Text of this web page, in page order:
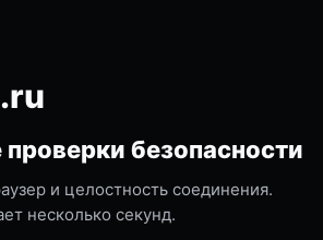
безопасности
и целостность соединения.
несколько секунд.